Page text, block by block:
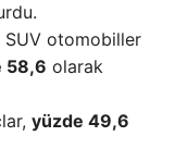
otomobiller
58,6 olarak
yüzde 49,6